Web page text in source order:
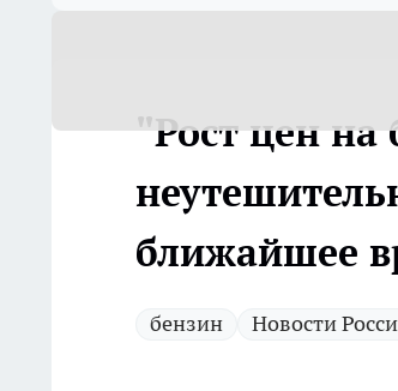
"Рост цен на
ближайшее
бензин Новости